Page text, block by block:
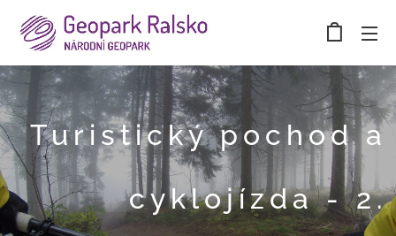
Turistický pochod a
cyklojízda - 2.